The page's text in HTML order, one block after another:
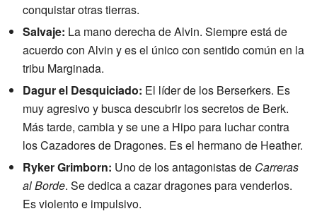
conquistar otras tierras.
Salvaje: La mano derecha de Alvin. Siempre está de
acuerdo con Alvin y es el único con sentido común en la
tribu Marginada.
Dagur el Desquiciado: El líder de los Berserkers. Es
muy agresivo y busca descubrir los secretos de Berk.
Más tarde, cambia y se une a Hipo para luchar contra
los Cazadores de Dragones. Es el hermano de Heather.
Ryker Grimborn: Uno de los antagonistas de Carreras
al Borde. Se dedica a cazar dragones para venderlos.
Es violento e impulsivo.